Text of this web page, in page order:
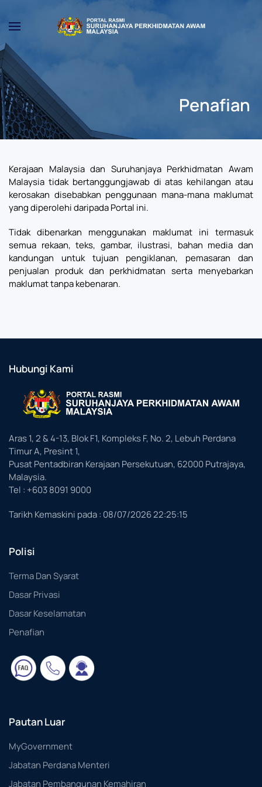
Skip to main content
Penafian
Kerajaan Malaysia dan Suruhanjaya Perkhidmatan Awam
Malaysia tidak bertanggungjawab di atas kehilangan atau
kerosakan disebabkan penggunaan mana-mana maklumat
yang diperolehi daripada Portal ini.
Tidak dibenarkan menggunakan maklumat ini termasuk
semua rekaan, teks, gambar, ilustrasi, bahan media dan
kandungan untuk tujuan pengiklanan, pemasaran dan
penjualan produk dan perkhidmatan serta menyebarkan
maklumat tanpa kebenaran.
Hubungi Kami
Aras 1, 2 & 4-13, Blok F1, Kompleks F, No. 2, Lebuh Perdana
Timur A, Presint 1,
Pusat Pentadbiran Kerajaan Persekutuan, 62000 Putrajaya,
Malaysia.
Tel : +603 8091 9000
Tarikh Kemaskini pada : 08/07/2026 22:25:15
Polisi
Terma Dan Syarat
Dasar Privasi
Dasar Keselamatan
Penafian
Pautan Luar
MyGovernment
Jabatan Perdana Menteri
Jabatan Pembangunan Kemahiran